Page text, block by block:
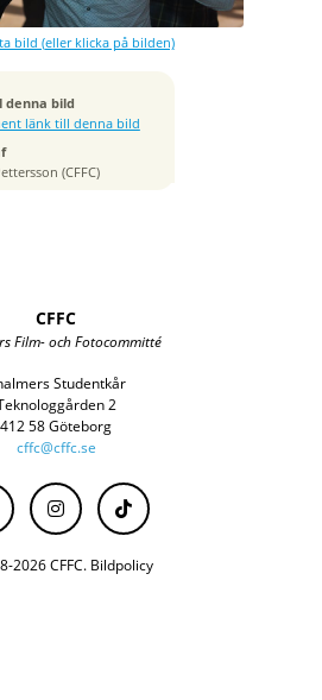
bild (eller klicka på bilden)
denna bild
länk till denna bild
(CFFC)
5D Mark III
CFFC
Film- och Fotocommitté
Studentkår
2
412 58 Göteborg
cffc@cffc.se
2026 CFFC. Bildpolicy